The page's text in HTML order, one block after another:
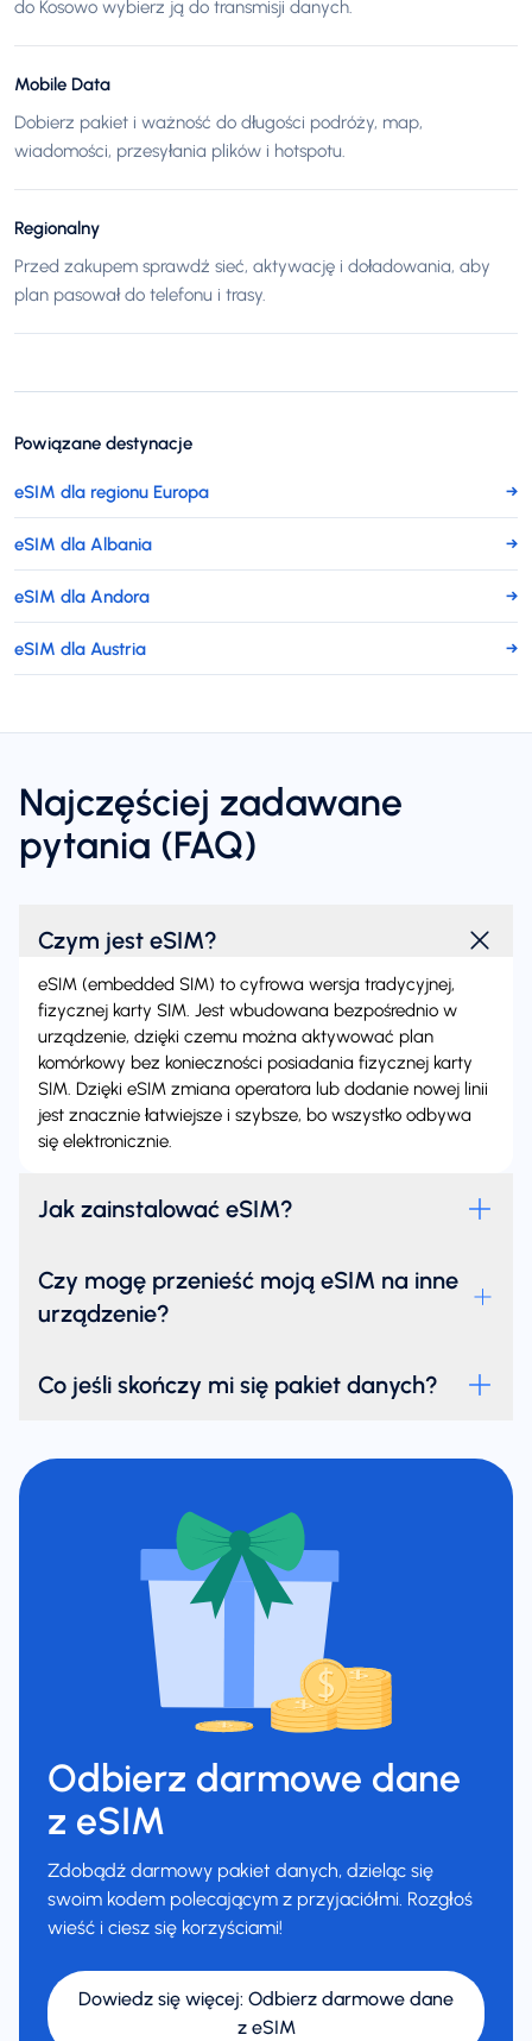
do Kosowo wybierz ją do transmisji danych.
Mobile Data
Dobierz pakiet i ważność do długości podróży, map,
wiadomości, przesyłania plików i hotspotu.
Regionalny
Przed zakupem sprawdź sieć, aktywację i doładowania, aby
plan pasował do telefonu i trasy.
Powiązane destynacje
eSIM dla regionu Europa →
eSIM dla Albania →
eSIM dla Andora →
eSIM dla Austria →
Najczęściej zadawane
pytania (FAQ)
Czym jest eSIM?
eSIM (embedded SIM) to cyfrowa wersja tradycyjnej,
fizycznej karty SIM. Jest wbudowana bezpośrednio w
urządzenie, dzięki czemu można aktywować plan
komórkowy bez konieczności posiadania fizycznej karty
SIM. Dzięki eSIM zmiana operatora lub dodanie nowej linii
jest znacznie łatwiejsze i szybsze, bo wszystko odbywa
się elektronicznie.
Jak zainstalować eSIM?
Czy mogę przenieść moją eSIM na inne
urządzenie?
Co jeśli skończy mi się pakiet danych?
Odbierz darmowe dane
z eSIM
Zdobądź darmowy pakiet danych, dzieląc się
swoim kodem polecającym z przyjaciółmi. Rozgłoś
wieść i ciesz się korzyściami!
Dowiedz się więcej: Odbierz darmowe dane
z eSIM